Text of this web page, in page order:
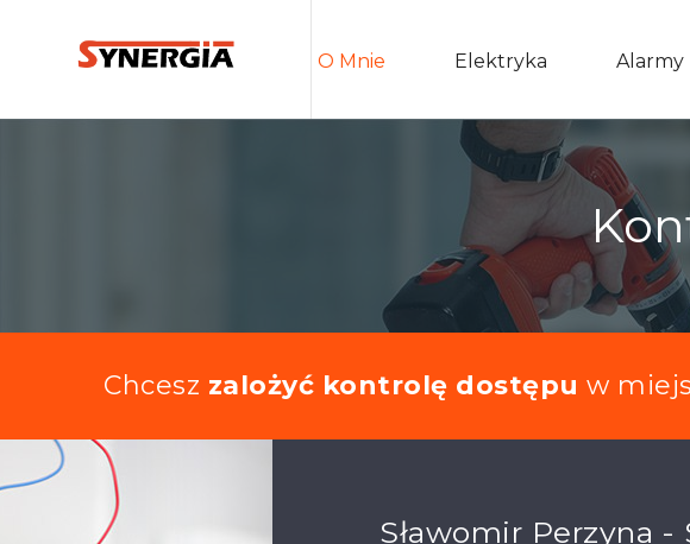
O Mnie Elektryka Alarmy
Chcesz zalożyć kontrolę dostępu w
Sławomir Perzyna -